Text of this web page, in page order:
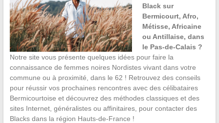
Black sur
Bermicourt, Afro,
Métisse, Africaine
ou Antillaise, dans
le Pas-de-Calais ?
Notre site vous présente quelques idées pour faire la
connaissance de femmes noires Nordistes vivant dans votre
commune ou à proximité, dans le 62 ! Retrouvez des conseils
pour réussir vos prochaines rencontres avec des célibataires
Bermicourtoise et découvrez des méthodes classiques et des
sites Internet, généralistes ou affinitaires, pour contacter des
Blacks dans la région Hauts-de-France !